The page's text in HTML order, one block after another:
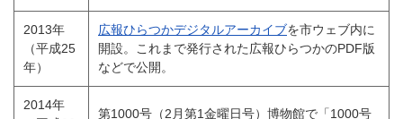
2013年
（平成25
年）
広報ひらつかデジタルアーカイブを市ウェブ内に
開設。これまで発行された広報ひらつかのPDF版
などで公開。
2014年
第1000号（2月第1金曜日号）博物館で「1000号